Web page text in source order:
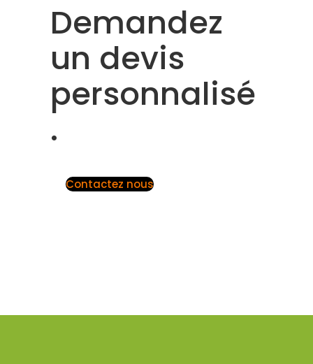
Demandez
un devis
personnalisé
.
Contactez nous